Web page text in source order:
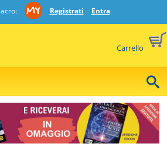
Registrati Entra
Carrello